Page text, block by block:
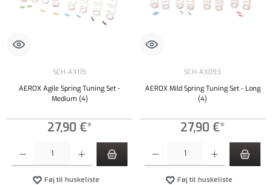
SCH-AX115
AEROX Agile Spring Tuning Set -
Medium (4)
27,90 €*
Føj til huskeliste
SCH-AX093
AEROX Mild Spring Tuning Set - Long
(4)
27,90 €*
Føj til huskeliste